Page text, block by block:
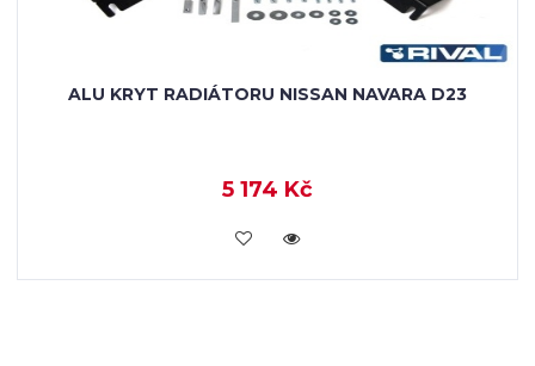
ALU KRYT RADIÁTORU NISSAN NAVARA D23
5 174 Kč
KOUPIT